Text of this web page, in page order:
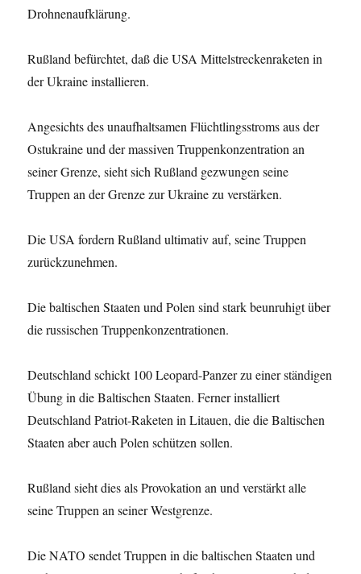
Drohnenaufklärung.
Rußland befürchtet, daß die USA Mittelstreckenraketen in
der Ukraine installieren.
Angesichts des unaufhaltsamen Flüchtlingsstroms aus der
Ostukraine und der massiven Truppenkonzentration an
seiner Grenze, sieht sich Rußland gezwungen seine
Truppen an der Grenze zur Ukraine zu verstärken.
Die USA fordern Rußland ultimativ auf, seine Truppen
zurückzunehmen.
Die baltischen Staaten und Polen sind stark beunruhigt über
die russischen Truppen­konzentrationen.
Deutschland schickt 100 Leopard-Panzer zu einer ständigen
Übung in die Baltischen Staaten. Ferner installiert
Deutschland Patriot-Raketen in Litauen, die die Baltischen
Staaten aber auch Polen schützen sollen.
Rußland sieht dies als Provokation an und verstärkt alle
seine Truppen an seiner Westgrenze.
Die NATO sendet Truppen in die baltischen Staaten und